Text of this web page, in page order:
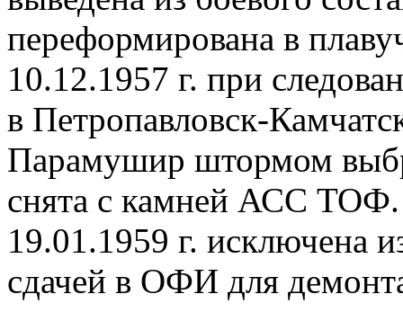
переформирована в
10.12.1957 г. при
в Петропавловск-
Парамушир штормом
снята с камней АСС ТОФ.
19.01.1959 г. исключена
сдачей в ОФИ для